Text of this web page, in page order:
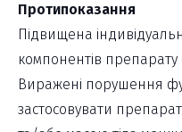
Протипоказання
Підвищена
компонентів препарату
Виражені порушення
застосовувати